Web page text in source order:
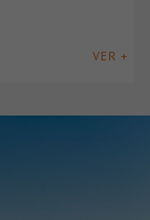
VER +